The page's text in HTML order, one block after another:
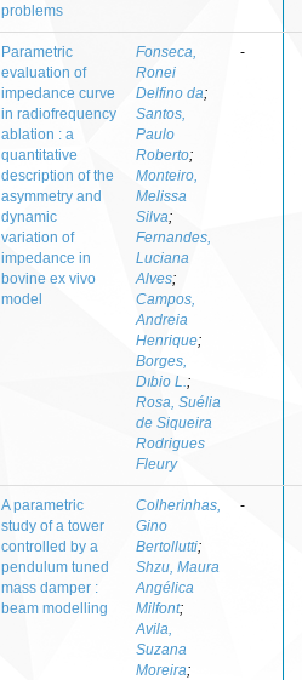
problems
Parametric
evaluation of
impedance curve
in radiofrequency
ablation : a
quantitative
description of the
asymmetry and
dynamic
variation of
impedance in
bovine ex vivo
model
Fonseca,
Ronei
Delfino da;
Santos,
Paulo
Roberto;
Monteiro,
Melissa
Silva;
Fernandes,
Luciana
Alves;
Campos,
Andreia
Henrique;
Borges,
Dıbio L. ;
Rosa, Suélia
de Siqueira
Rodrigues
Fleury
-
A parametric
study of a tower
controlled by a
pendulum tuned
mass damper :
beam modelling
Colherinhas,
Gino
Bertollutti;
Shzu, Maura
Angélica
Milfont;
Avila,
Suzana
Moreira;
-